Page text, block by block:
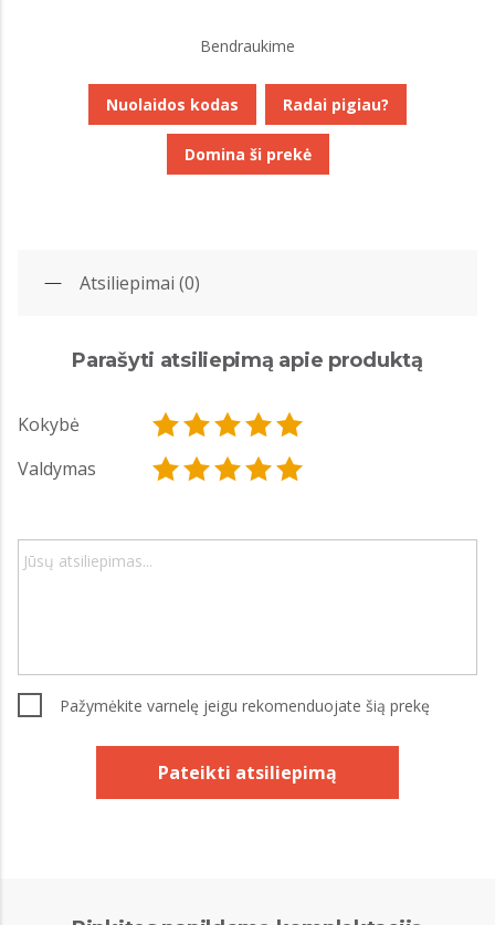
Bendraukime
Nuolaidos kodas Radai pigiau?
Domina ši prekė
Atsiliepimai (0)
Parašyti atsiliepimą apie produktą
Kokybė
Valdymas
Pažymėkite varnelę jeigu rekomenduojate šią prekę
Pateikti atsiliepimą